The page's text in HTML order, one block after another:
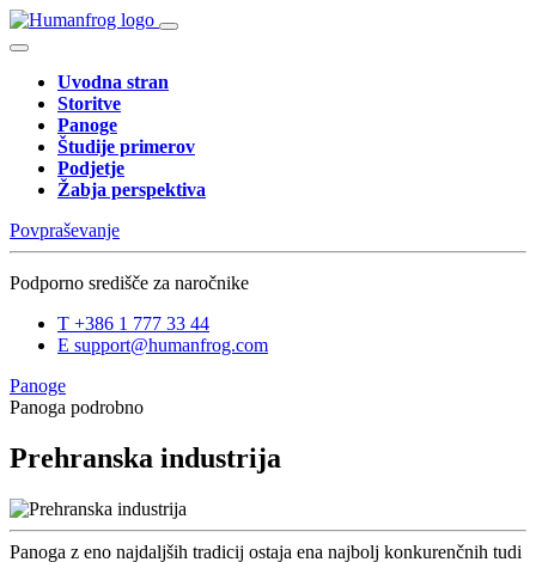
Uvodna stran
Storitve
Panoge
Študije primerov
Podjetje
Žabja perspektiva
Povpraševanje
Podporno središče za naročnike
T +386 1 777 33 44
E support@humanfrog.com
Panoge
Panoga podrobno
Prehranska industrija
Panoga z eno najdaljših tradicij ostaja ena najbolj konkurenčnih tudi